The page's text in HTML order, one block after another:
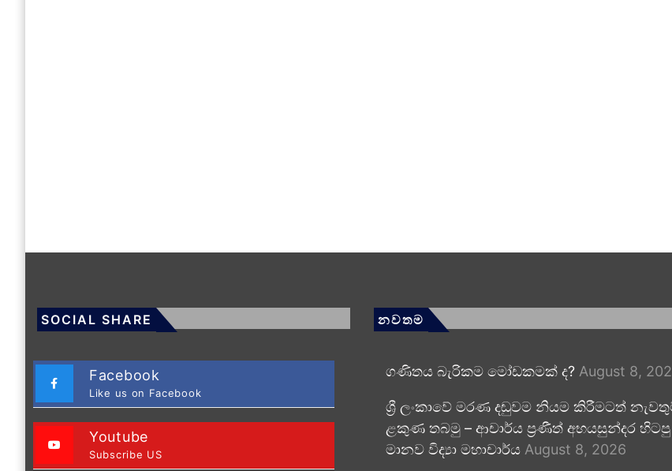
SOCIAL SHARE
Facebook
Like us on Facebook
Youtube
Subscribe US
නවතම
ගණිතය බැරිකම මෝඩකමක් ද? August 8,
ශ්‍රී ලංකාවේ මරණ දඬුවම නියම කිරීමටත්
ළකුණ තබමු – ආචාර්ය ප්‍රණීත් අභයසුන්දර හිටපු
මානව විද්‍යා මහාචාර්ය August 8, 2026